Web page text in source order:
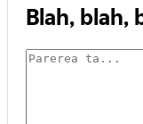
Blah, blah,